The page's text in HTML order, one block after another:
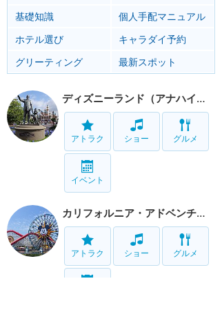
基礎知識
個人手配マニュアル
ホテル選び
キャラダイ予約
グリーティング
最新スポット
ディズニーランド（アナハイム）
アトラク ショー グルメ
イベント
カリフォルニア・アドベンチャー
アトラク ショー グルメ